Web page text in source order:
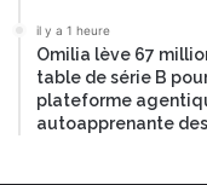
il y a 1 heure
Omilia lève 67
table de série B
plateforme
autoapprenante